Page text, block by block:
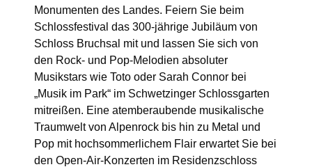
Monumenten des Landes. Feiern Sie beim
Schlossfestival das 300-jährige Jubiläum von
Schloss Bruchsal mit und lassen Sie sich von
den Rock- und Pop-Melodien absoluter
Musikstars wie Toto oder Sarah Connor bei
„Musik im Park“ im Schwetzinger Schlossgarten
mitreißen. Eine atemberaubende musikalische
Traumwelt von Alpenrock bis hin zu Metal und
Pop mit hochsommerlichem Flair erwartet Sie bei
den Open-Air-Konzerten im Residenzschloss